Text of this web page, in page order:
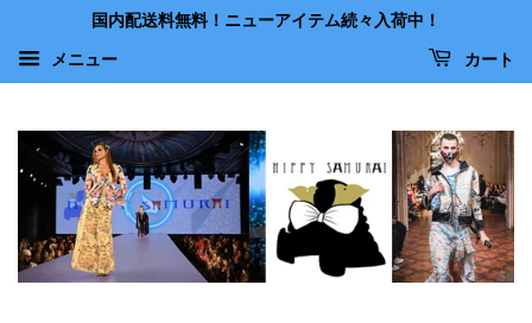
国内配送料無料！ニューアイテム続々入荷中！
メニュー カート